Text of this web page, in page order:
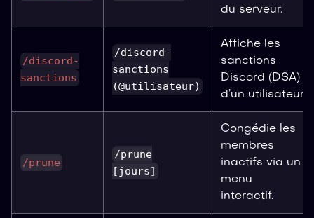
du serveur.
/discord-
sanctions
/discord-
sanctions
(@utilisateur)
Affiche les
sanctions
Discord (DSA)
d’un utilisateur.
/prune
/prune
[jours]
Congédie les
membres
inactifs via un
menu
interactif.